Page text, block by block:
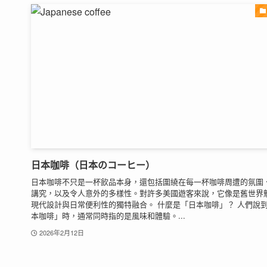
日本咖啡（日本のコーヒー）
日本咖啡不只是一杯飲品本身，還包括圍繞在每一杯咖啡周遭的氛圍
講究，以及令人意外的多樣性。對許多美國遊客來說，它像是舊世界
現代設計與日常便利性的獨特融合。 什麼是「日本咖啡」？ 人們說
本咖啡」時，通常同時指的是風味和體驗。...
2026年2月12日